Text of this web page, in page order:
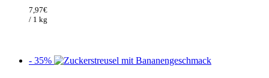
war:
12,26€
7,97€
/ 1 kg
- 35%